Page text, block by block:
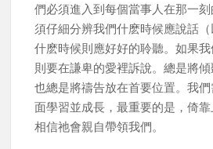
們必須進入到每個當事人在那一
須仔細分辨我們什麽時候應說話（
什麽時候則應好好的聆聽。如果我
則要在謙卑的愛裡訴說。總是將傾
也總是將禱告放在首要位置。我
面學習並成長，最重要的是，倚靠
相信祂會親自帶領我們。